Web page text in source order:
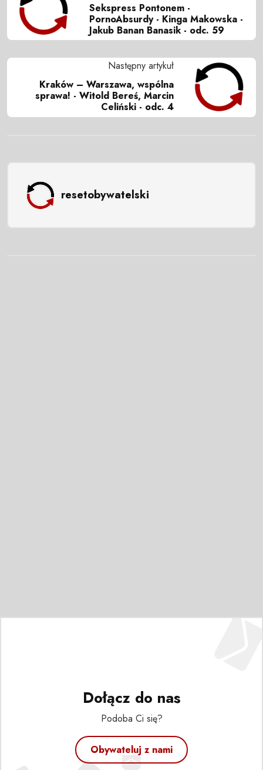
Sekspress Pontonem -
PornoAbsurdy - Kinga Makowska -
Jakub Banan Banasik - odc. 59
Następny artykuł
Kraków – Warszawa, wspólna
sprawa! - Witold Bereś, Marcin
Celiński - odc. 4
resetobywatelski
Dołącz do nas
Podoba Ci się?
Obywateluj z nami